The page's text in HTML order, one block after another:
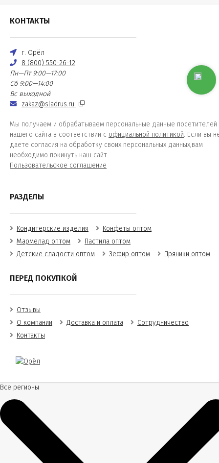
КОНТАКТЫ
г. Орёл
8 (800) 550-26-12
Пн—Пт 9:00—17:00
Сб 9:00—14:00
Вс выходной
zakaz@sladrus.ru
Мы получаем и обрабатываем персональные данные посетителей
нашего сайта в соответствии с официальной политикой. Если вы
даете согласия на обработку своих персональных данных,вам
необходимо покинуть наш сайт.
Пользовательское соглашение
РАЗДЕЛЫ
Кондитерские изделия
Конфеты оптом
Мармелад оптом
Пастила оптом
Детские сладости оптом
Зефир оптом Пряники оптом
ПЕРЕД ПОКУПКОЙ
Отзывы
О компании
Доставка и оплата
Сотрудничество
Контакты
Все регионы